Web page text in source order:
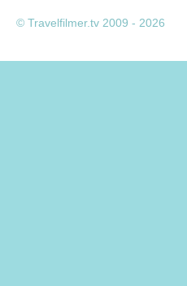
© Travelfilmer.tv 2009 - 2026